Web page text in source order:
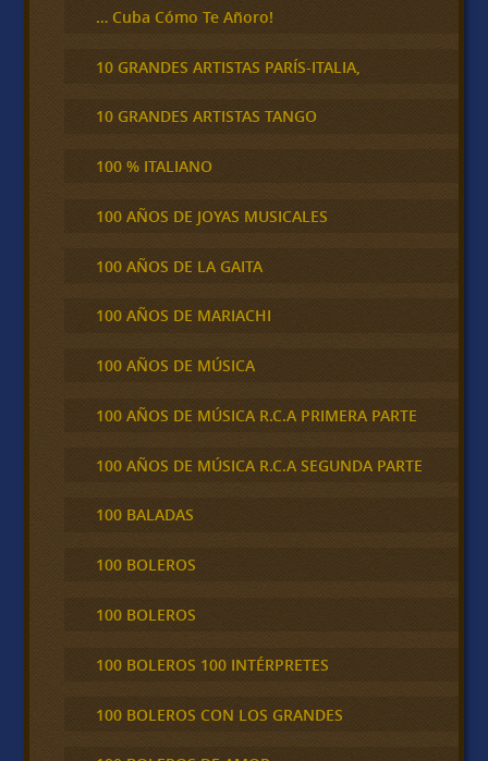
… Cuba Cómo Te Añoro!
10 GRANDES ARTISTAS PARÍS-ITALIA,
10 GRANDES ARTISTAS TANGO
100 % ITALIANO
100 AÑOS DE JOYAS MUSICALES
100 AÑOS DE LA GAITA
100 AÑOS DE MARIACHI
100 AÑOS DE MÚSICA
100 AÑOS DE MÚSICA R.C.A PRIMERA PARTE
100 AÑOS DE MÚSICA R.C.A SEGUNDA PARTE
100 BALADAS
100 BOLEROS
100 BOLEROS
100 BOLEROS 100 INTÉRPRETES
100 BOLEROS CON LOS GRANDES